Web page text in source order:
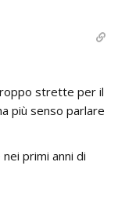
strette per il
più senso parlare
primi anni di